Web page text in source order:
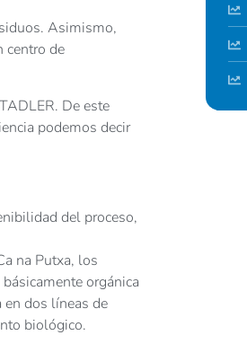
Asimismo,
centro de
De este
podemos decir
del proceso,
na Putxa, los
orgánica
en dos líneas de
biológico.